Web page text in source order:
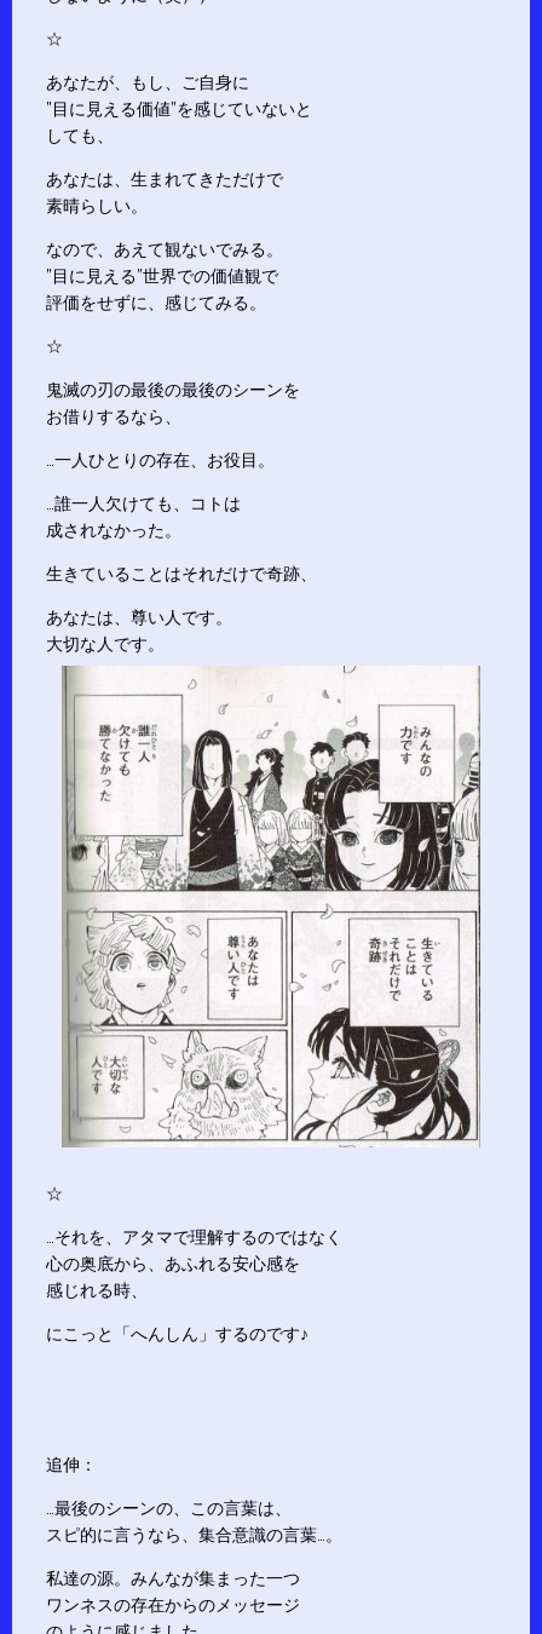
☆
あなたが、もし、ご自身に
”目に見える価値”を感じていないと
しても、
あなたは、生まれてきただけで
素晴らしい。
なので、あえて観ないでみる。
”目に見える”世界での価値観で
評価をせずに、感じてみる。
☆
鬼滅の刃の最後の最後のシーンを
お借りするなら、
…一人ひとりの存在、お役目。
…誰一人欠けても、コトは
成されなかった。
生きていることはそれだけで奇跡、
あなたは、尊い人です。
大切な人です。
☆
…それを、アタマで理解するのではなく
心の奥底から、あふれる安心感を
感じれる時、
にこっと「へんしん」するのです♪
追伸：
…最後のシーンの、この言葉は、
スピ的に言うなら、集合意識の言葉…。
私達の源。みんなが集まった一つ
ワンネスの存在からのメッセージ